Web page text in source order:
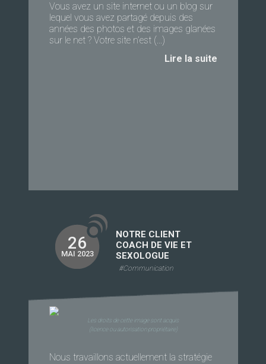
Vous avez un site internet ou un blog sur
lequel vous avez partagé depuis des
années des photos et des images glanées
sur le net ? Votre site n’est (...)
Lire la suite
26
MAI 2023
NOTRE CLIENT
COACH DE VIE ET
SEXOLOGUE
#Communication
Les droits de cette image sont acquis
(licence ou autorisation propriétaire)
Nous travaillons actuellement la stratégie